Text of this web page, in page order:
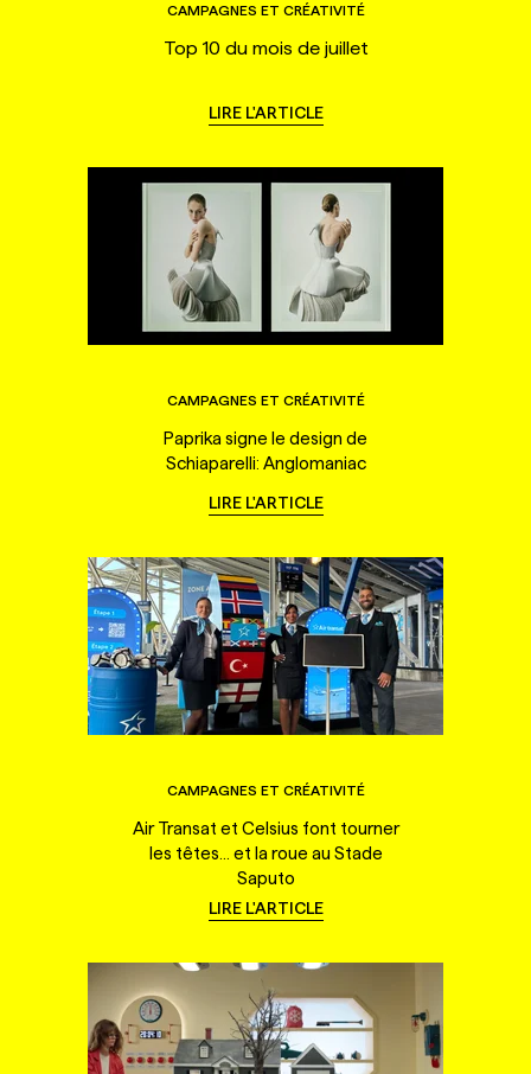
CAMPAGNES ET CRÉATIVITÉ
Top 10 du mois de juillet
LIRE L'ARTICLE
CAMPAGNES ET CRÉATIVITÉ
Paprika signe le design de
Schiaparelli: Anglomaniac
LIRE L'ARTICLE
CAMPAGNES ET CRÉATIVITÉ
Air Transat et Celsius font tourner
les têtes... et la roue au Stade
Saputo
LIRE L'ARTICLE